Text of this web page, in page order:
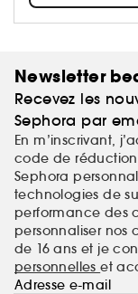
Newsletter
Recevez les
Sephora par
En m’inscrivant,
code de
Sephora
technologies de
performance des
personnaliser nos
de 16 ans et je
personnelleset
Adresse e-mail